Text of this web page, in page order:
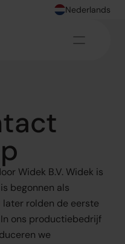
Nederlands
Widek B.V. Widek is
begonnen als
rolden de eerste
ons productiebedrijf
we